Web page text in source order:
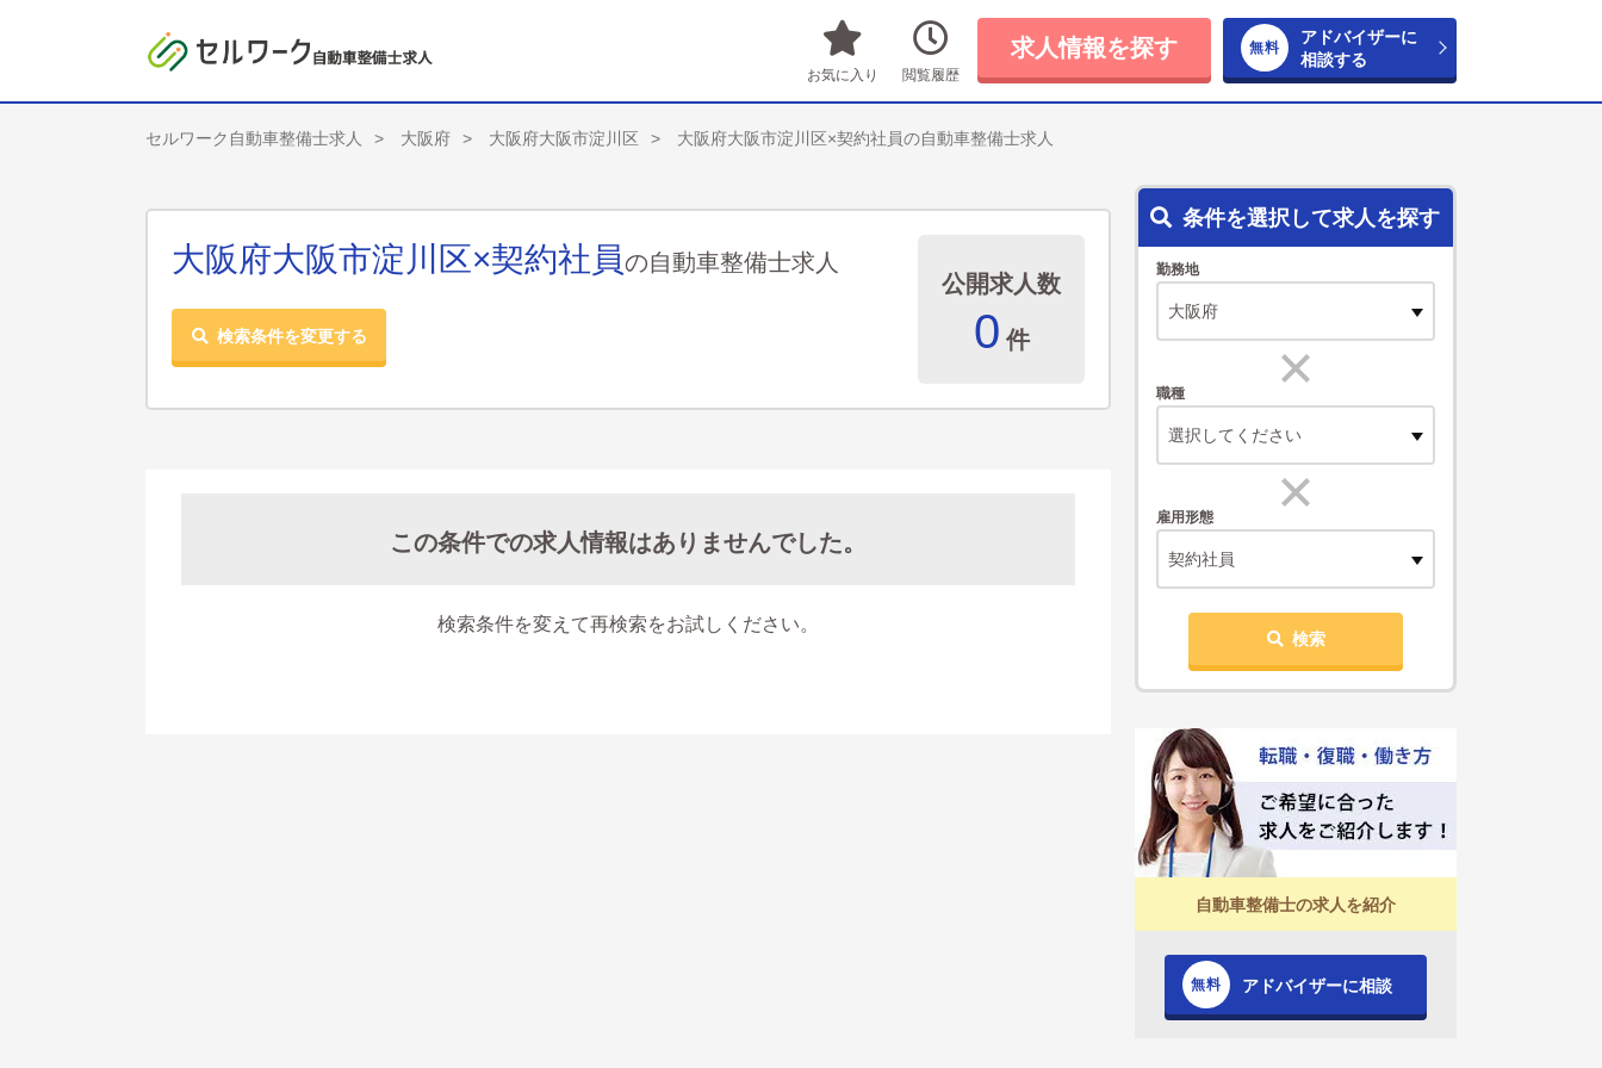
お気に入り 閲覧履歴
求人情報を探す
アドバイザーに
相談する
セルワーク自動車整備士求人 大阪府 大阪府大阪市淀川区 大阪府大阪市淀川区×契約社員の自動車整備士求人
大阪府大阪市淀川区×契約社員の自動車整備士求人
検索条件を変更する
公開求人数
0 件
この条件での求人情報はありませんでした。
検索条件を変えて再検索をお試しください。
条件を選択して求人を探す
勤務地
職種
選択してください
雇用形態
契約社員
検索
自動車整備士の求人を紹介
アドバイザーに相談